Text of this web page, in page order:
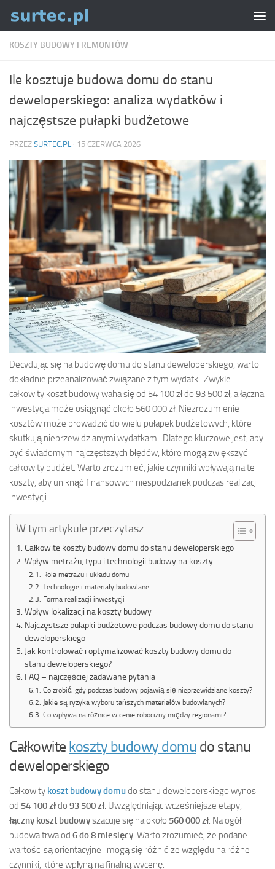
Skip to content
KOSZTY BUDOWY I REMONTÓW
Ile kosztuje budowa domu do stanu
deweloperskiego: analiza wydatków i
najczęstsze pułapki budżetowe
PRZEZ SURTEC.PL · 15 CZERWCA 2026
Decydując się na budowę domu do stanu deweloperskiego, warto
dokładnie przeanalizować związane z tym wydatki. Zwykle
całkowity koszt budowy waha się od 54 100 zł do 93 500 zł, a łączna
inwestycja może osiągnąć około 560 000 zł. Niezrozumienie
kosztów może prowadzić do wielu pułapek budżetowych, które
skutkują nieprzewidzianymi wydatkami. Dlatego kluczowe jest, aby
być świadomym najczęstszych błędów, które mogą zwiększyć
całkowity budżet. Warto zrozumieć, jakie czynniki wpływają na te
koszty, aby uniknąć finansowych niespodzianek podczas realizacji
inwestycji.
W tym artykule przeczytasz
Całkowite koszty budowy domu do stanu deweloperskiego
Wpływ metrażu, typu i technologii budowy na koszty
Rola metrażu i układu domu
Technologie i materiały budowlane
Forma realizacji inwestycji
Wpływ lokalizacji na koszty budowy
Najczęstsze pułapki budżetowe podczas budowy domu do stanu
deweloperskiego
Jak kontrolować i optymalizować koszty budowy domu do
stanu deweloperskiego?
FAQ – najczęściej zadawane pytania
Co zrobić, gdy podczas budowy pojawią się nieprzewidziane koszty?
Jakie są ryzyka wyboru tańszych materiałów budowlanych?
Co wpływa na różnice w cenie robocizny między regionami?
Całkowite koszty budowy domu do stanu
deweloperskiego
Całkowity koszt budowy domudo stanu deweloperskiego wynosi
od 54 100 złdo 93 500 zł . Uwzględniając wcześniejsze etapy,
łączny koszt budowyszacuje się na około 560 000 zł . Na ogół
budowa trwa od 6 do 8 miesięcy . Warto zrozumieć, że podane
wartości są orientacyjne i mogą się różnić ze względu na różne
czynniki, które wpłyną na finalną wycenę.